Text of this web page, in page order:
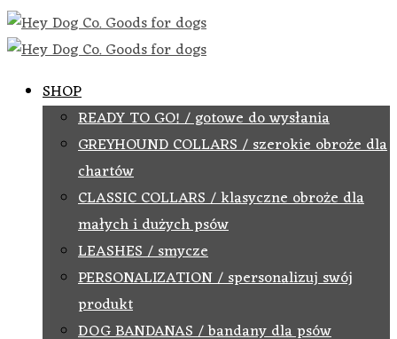
SHOP
READY TO GO! / gotowe do wysłania
GREYHOUND COLLARS / szerokie obroże dla
chartów
CLASSIC COLLARS / klasyczne obroże dla
małych i dużych psów
LEASHES / smycze
PERSONALIZATION / spersonalizuj swój
produkt
DOG BANDANAS / bandany dla psów